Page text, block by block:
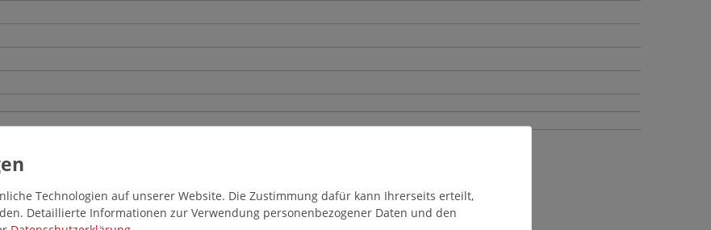
Technologien auf unserer Website. Die Zustimmung dafür kann Ihrerseits erteilt,
Detaillierte Informationen zur Verwendung personenbezogener Daten und den